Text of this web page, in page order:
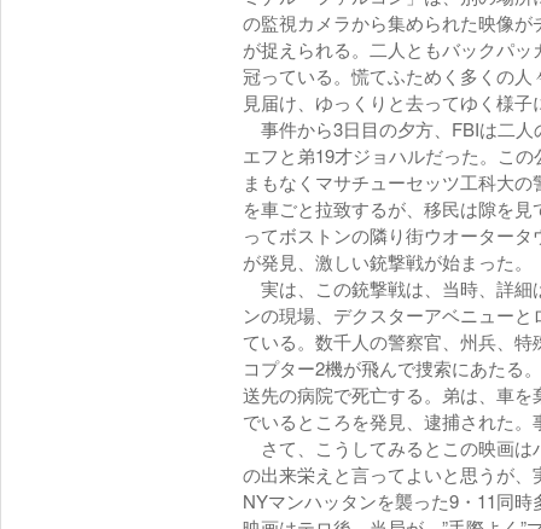
の監視カメラから集められた映像
が捉えられる。二人ともバックパ
冠っている。慌てふためく多くの
見届け、ゆっくりと去ってゆく様子
事件から3日目の夕方、FBIは二
エフと弟19才ジョハルだった。こ
まもなくマサチューセッツ工科大
を車ごと拉致するが、移民は隙を
ってボストンの隣り街ウオーター
が発見、激しい銃撃戦が始まった。
実は、この銃撃戦は、当時、詳細
ンの現場、デクスターアベニュー
ている。数千人の警察官、州兵、
コプター2機が飛んで捜索にあたる
送先の病院で死亡する。弟は、車
でいるところを発見、逮捕された
さて、こうしてみるとこの映画は
の出来栄えと言ってよいと思うが
NYマンハッタンを襲った9・11同